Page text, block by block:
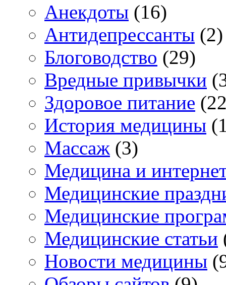
Анекдоты (16)
Антидепрессанты (2)
Блоговодство (29)
Вредные привычки
Здоровое питание
История медицины
Массаж (3)
Медицина и
Медицинские
Медицинские
Медицинские статьи
Новости медицины